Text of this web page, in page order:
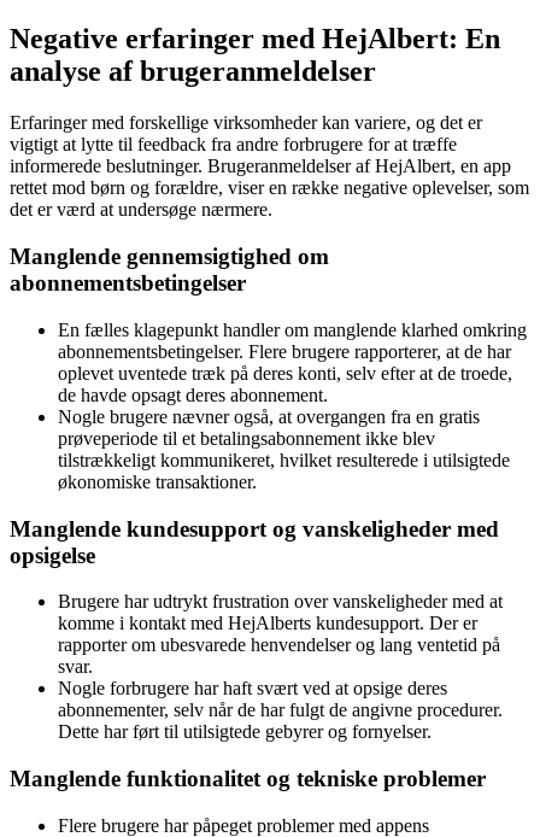
Negative erfaringer med HejAlbert: En
analyse af brugeranmeldelser
Erfaringer med forskellige virksomheder kan variere, og det er
vigtigt at lytte til feedback fra andre forbrugere for at træffe
informerede beslutninger. Brugeranmeldelser af HejAlbert, en app
rettet mod børn og forældre, viser en række negative oplevelser, som
det er værd at undersøge nærmere.
Manglende gennemsigtighed om
abonnementsbetingelser
En fælles klagepunkt handler om manglende klarhed omkring
abonnementsbetingelser. Flere brugere rapporterer, at de har
oplevet uventede træk på deres konti, selv efter at de troede,
de havde opsagt deres abonnement.
Nogle brugere nævner også, at overgangen fra en gratis
prøveperiode til et betalingsabonnement ikke blev
tilstrækkeligt kommunikeret, hvilket resulterede i utilsigtede
økonomiske transaktioner.
Manglende kundesupport og vanskeligheder med
opsigelse
Brugere har udtrykt frustration over vanskeligheder med at
komme i kontakt med HejAlberts kundesupport. Der er
rapporter om ubesvarede henvendelser og lang ventetid på
svar.
Nogle forbrugere har haft svært ved at opsige deres
abonnementer, selv når de har fulgt de angivne procedurer.
Dette har ført til utilsigtede gebyrer og fornyelser.
Manglende funktionalitet og tekniske problemer
Flere brugere har påpeget problemer med appens